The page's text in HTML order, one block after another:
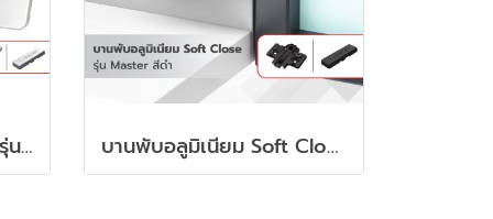
บานพับถ้วย Soft Close รุ่น Master สีนิเกิ้ล พร้อมขารองหนุนขาตรง และฝาปิดครบชุด บานพับอลูมิเนียม Soft Close รุ่น Master สีดำ พร้อมขารองหนุนและฝาปิดแขน